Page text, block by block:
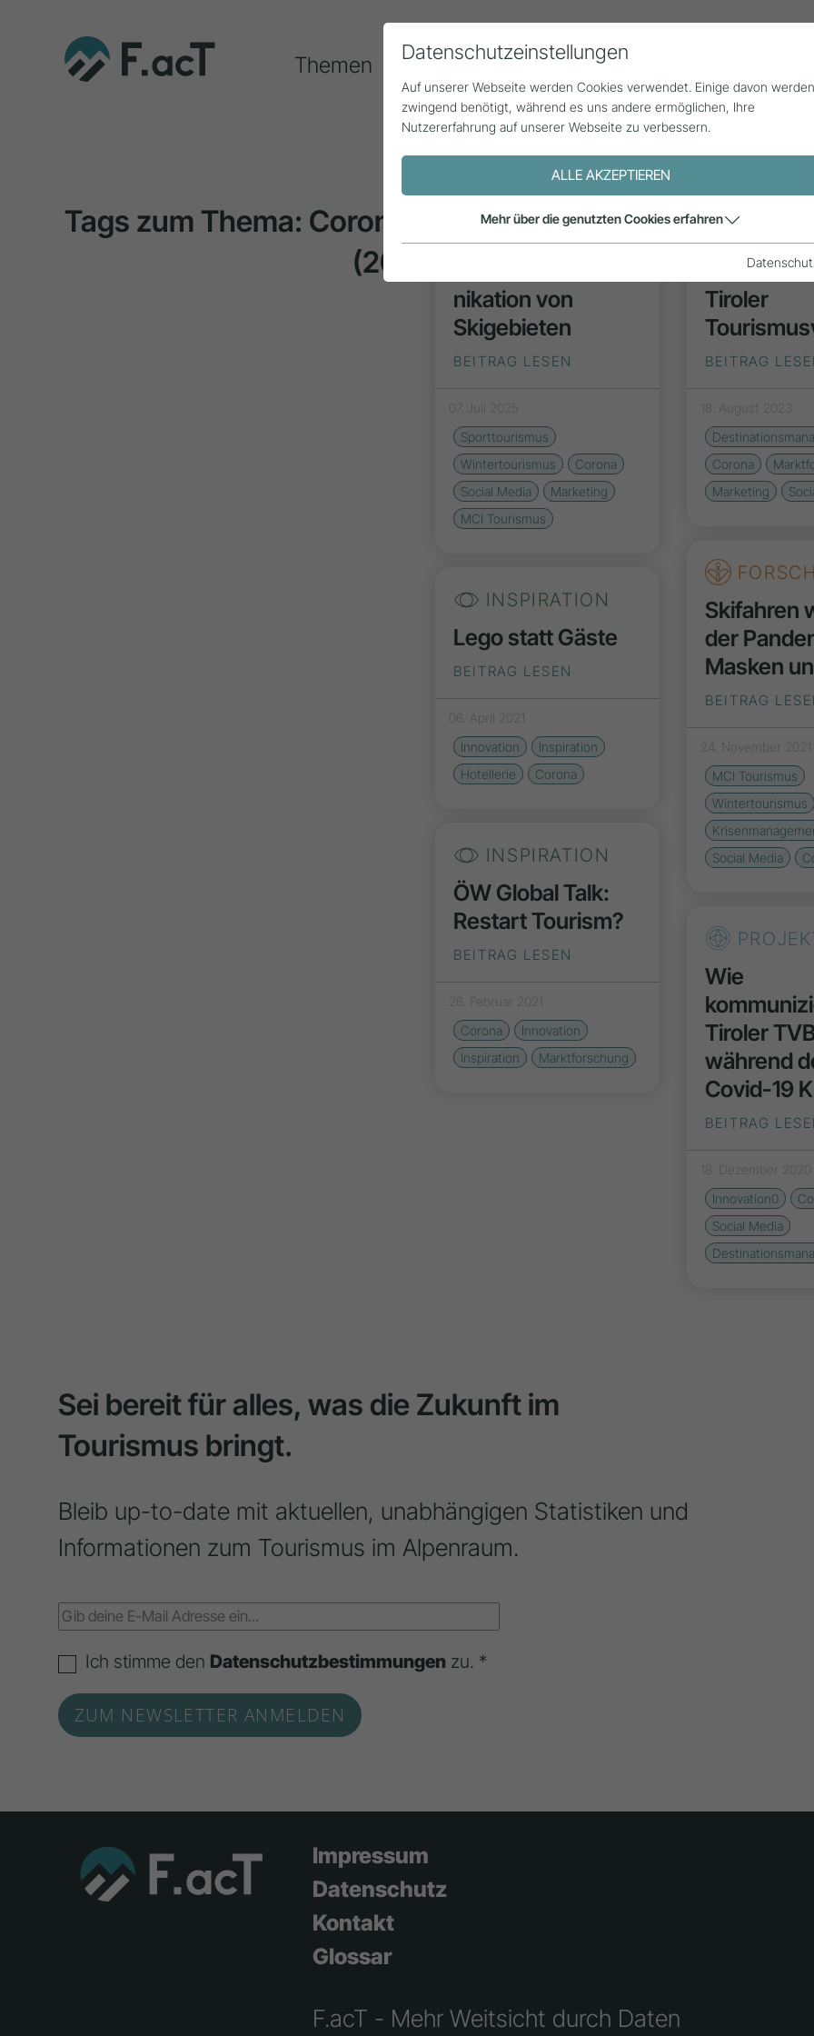
Themen Alle Beiträge Statistik
Tags zum Thema: Corona
(20)
PROJEKT
nikation von
Skigebieten
BEITRAG LESEN
07. Juli 2025
Sporttourismus
Wintertourismus
Corona
Social Media
Marketing
MCI Tourismus
Social
Tiroler
BEITRAG
18. August 2023
Corona
Marketing
Skifahren
der
Masken
BEITRAG
24. November 2021
MCI Tourismus
Wintertourismus
Social Media
INSPIRATION
Lego statt Gäste
BEITRAG LESEN
06. April 2021
Innovation
Inspiration
Hotellerie
Corona
INSPIRATION
ÖW Global Talk:
Restart Tourism?
BEITRAG LESEN
26. Februar 2021
Corona
Innovation
Inspiration
Marktforschung
Wie
Tiroler
während
Covid-19
BEITRAG
18. Dezember 2020
Innovation0
Social Media
Sei bereit für alles, was die Zukunft im
Tourismus bringt.
Bleib up-to-date mit aktuellen, unabhängigen Statistiken und
Informationen zum Tourismus im Alpenraum.
Ich stimme den Datenschutzbestimmungen zu. *
Impressum
Datenschutz
Kontakt
Glossar
F.acT - Mehr Weitsicht durch Daten
Datenschutzeinstellungen
Auf unserer Webseite werden Cookies verwendet. Einige davon werden
zwingend benötigt, während es uns andere ermöglichen, Ihre
Nutzererfahrung auf unserer Webseite zu verbessern.
ALLE AKZEPTIEREN
Mehr über die genutzten Cookies erfahren